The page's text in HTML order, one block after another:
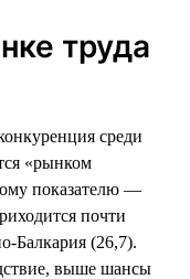
труда
среди
«рынком
показателю —
почти
Балкария (26,7).
выше шансы